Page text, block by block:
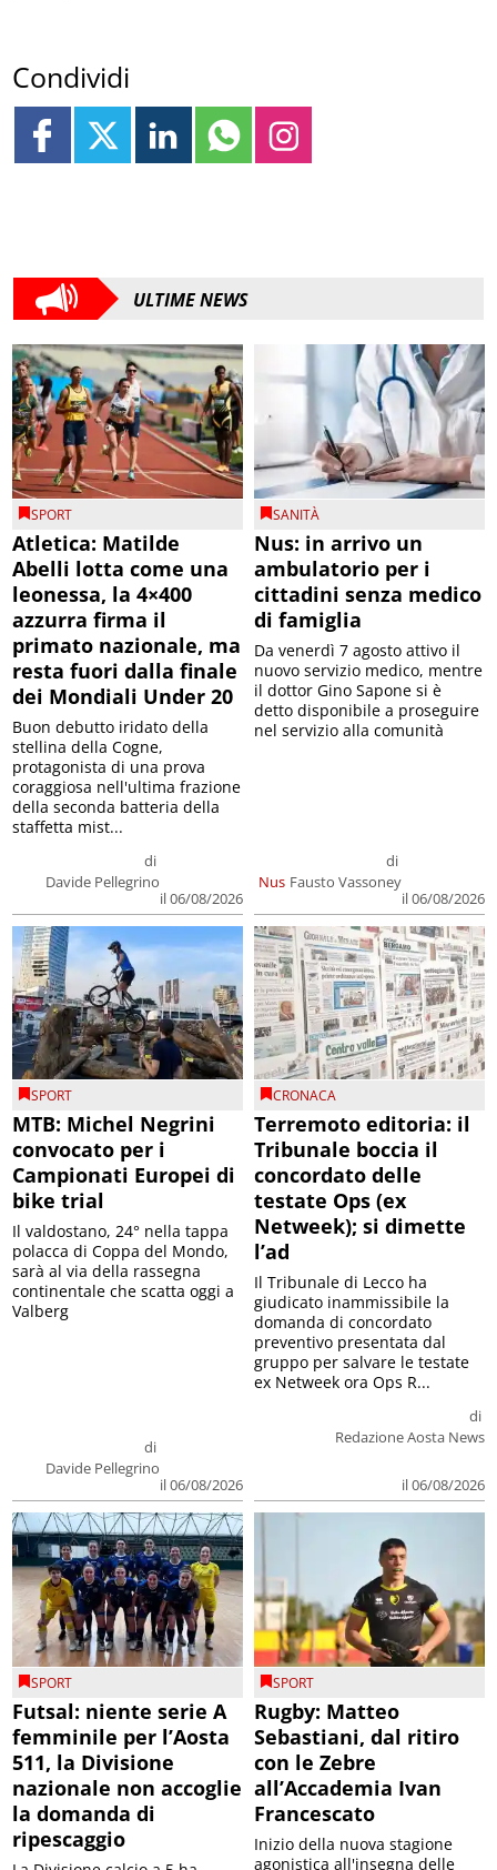
Condividi
ULTIME NEWS
SPORT
Atletica: Matilde
Abelli lotta come una
leonessa, la 4×400
azzurra firma il
primato nazionale, ma
resta fuori dalla finale
dei Mondiali Under 20
di
Davide Pellegrino
il 06/08/2026
Buon debutto iridato della
stellina della Cogne,
protagonista di una prova
coraggiosa nell'ultima frazione
della seconda batteria della
staffetta mist...
SANITÀ
Nus: in arrivo un
ambulatorio per i
cittadini senza medico
di famiglia
Nus
di
Fausto Vassoney
il 06/08/2026
Da venerdì 7 agosto attivo il
nuovo servizio medico, mentre
il dottor Gino Sapone si è
detto disponibile a proseguire
nel servizio alla comunità
SPORT
MTB: Michel Negrini
convocato per i
Campionati Europei di
bike trial
di
Davide Pellegrino
il 06/08/2026
Il valdostano, 24° nella tappa
polacca di Coppa del Mondo,
sarà al via della rassegna
continentale che scatta oggi a
Valberg
CRONACA
Terremoto editoria: il
Tribunale boccia il
concordato delle
testate Ops (ex
Netweek); si dimette
l’ad
di
Redazione Aosta News
il 06/08/2026
Il Tribunale di Lecco ha
giudicato inammissibile la
domanda di concordato
preventivo presentata dal
gruppo per salvare le testate
ex Netweek ora Ops R...
SPORT
Futsal: niente serie A
femminile per l’Aosta
511, la Divisione
nazionale non accoglie
la domanda di
ripescaggio
SPORT
Rugby: Matteo
Sebastiani, dal ritiro
con le Zebre
all’Accademia Ivan
Francescato
Inizio della nuova stagione
agonistica all'insegna delle